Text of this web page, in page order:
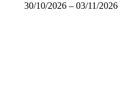
30/10/2026 – 03/11/2026